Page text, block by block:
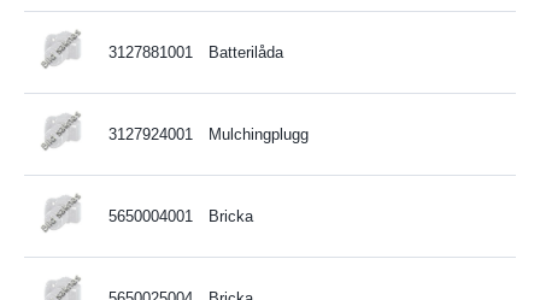
3127881001 Batterilåda
3127924001 Mulchingplugg
5650004001 Bricka